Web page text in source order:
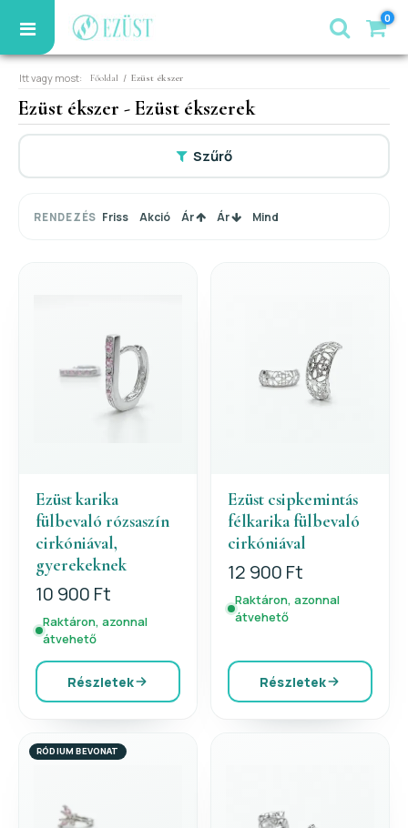
0
Itt vagy most: Főoldal / Ezüst ékszer
Ezüst ékszer - Ezüst ékszerek
Szűrő
RENDEZÉS Friss Akció Ár Ár Mind
Ezüst karika
fülbevaló rózsaszín
cirkóniával,
gyerekeknek
10 900 Ft
Raktáron, azonnal
átvehető
Részletek
Ezüst csipkemintás
félkarika fülbevaló
cirkóniával
12 900 Ft
Raktáron, azonnal
átvehető
Részletek
RÓDIUM BEVONAT